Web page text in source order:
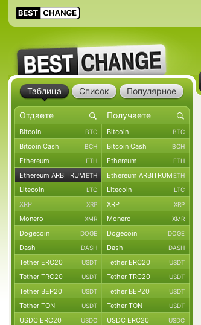
Таблица Список Популярное
Bitcoin BTC Bitcoin BTC
Bitcoin Cash BCH Bitcoin Cash BCH
Ethereum ETH Ethereum ETH
Ethereum ARBITRUM ETH Ethereum ARBITRUM ETH
Litecoin LTC Litecoin LTC
XRP XRP XRP XRP
Monero XMR Monero XMR
Dogecoin DOGE Dogecoin DOGE
Dash DASH Dash DASH
Tether ERC20 USDT Tether ERC20 USDT
Tether TRC20 USDT Tether TRC20 USDT
Tether BEP20 USDT Tether BEP20 USDT
Tether TON USDT Tether TON USDT
USDC ERC20 USDC USDC ERC20 USDC